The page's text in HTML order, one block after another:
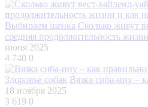
Выбираем щенка Сколько живут
средняя продолжительность
июня 2025
4 740 0
Здоровье собак Вязка сиба-ину –
18 ноября 2025
3 619 0